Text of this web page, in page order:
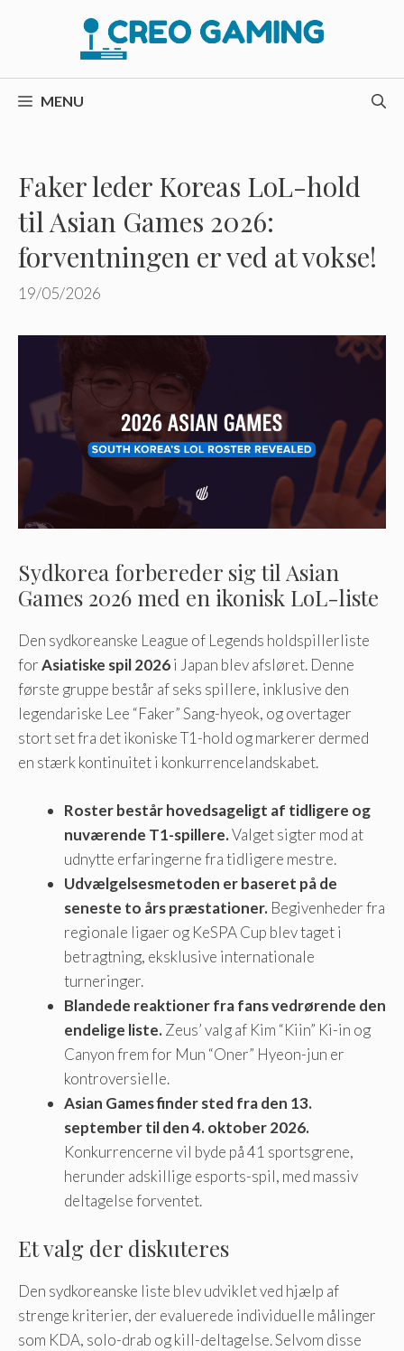
MENU
Faker leder Koreas LoL-hold
til Asian Games 2026:
forventningen er ved at vokse!
19/05/2026
Sydkorea forbereder sig til Asian
Games 2026 med en ikonisk LoL-liste
Den sydkoreanske League of Legends holdspillerliste
forAsiatiske spil 2026i Japan blev afsløret. Denne
første gruppe består af seks spillere, inklusive den
legendariske Lee “Faker” Sang-hyeok, og overtager
stort set fra det ikoniske T1-hold og markerer dermed
en stærk kontinuitet i konkurrencelandskabet.
Roster består hovedsageligt af tidligere og
nuværende T1-spillere.Valget sigter mod at
udnytte erfaringerne fra tidligere mestre.
Udvælgelsesmetoden er baseret på de
seneste to års præstationer. Begivenheder fra
regionale ligaer og KeSPA Cup blev taget i
betragtning, eksklusive internationale
turneringer.
Blandede reaktioner fra fans vedrørende den
endelige liste.Zeus’ valg af Kim “Kiin” Ki-in og
Canyon frem for Mun “Oner” Hyeon-jun er
kontroversielle.
Asian Games finder sted fra den 13.
september til den 4. oktober 2026.
Konkurrencerne vil byde på 41 sportsgrene,
herunder adskillige esports-spil, med massiv
deltagelse forventet.
Et valg der diskuteres
Den sydkoreanske liste blev udviklet ved hjælp af
strenge kriterier, der evaluerede individuelle målinger
som KDA, solo-drab og kill-deltagelse. Selvom disse